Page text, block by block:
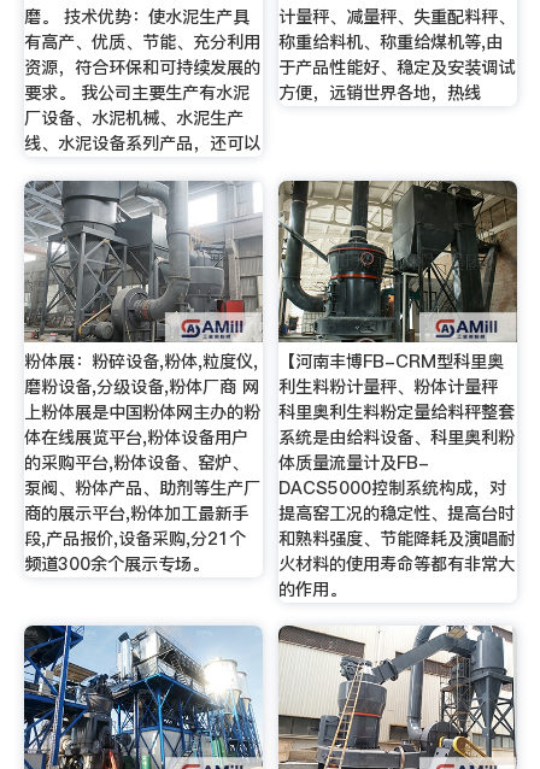
磨。 技术优势：使水泥生产具
有高产、优质、节能、充分利用
资源，符合环保和可持续发展的
要求。 我公司主要生产有水泥
厂设备、水泥机械、水泥生产
线、水泥设备系列产品，还可以
计量秤、减量秤、失重配料秤、
称重给料机、称重给煤机等,由
于产品性能好、稳定及安装调试
方便，远销世界各地，热线
粉体展：粉碎设备,粉体,粒度仪,
磨粉设备,分级设备,粉体厂商 网
上粉体展是中国粉体网主办的粉
体在线展览平台,粉体设备用户
的采购平台,粉体设备、窑炉、
泵阀、粉体产品、助剂等生产厂
商的展示平台,粉体加工最新手
段,产品报价,设备采购,分21个
频道300余个展示专场。
【河南丰博FB-CRM型科里奥
利生料粉计量秤、粉体计量秤
科里奥利生料粉定量给料秤整套
系统是由给料设备、科里奥利粉
体质量流量计及FB-
DACS5000控制系统构成，对
提高窑工况的稳定性、提高台时
和熟料强度、节能降耗及演唱耐
火材料的使用寿命等都有非常大
的作用。